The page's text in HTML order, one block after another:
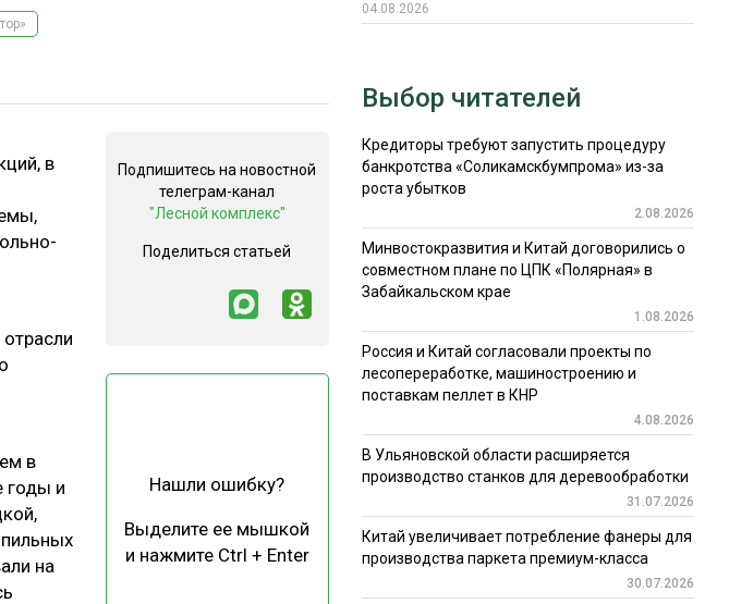
в
в
годы и
на
Подпишитесь на новостной
телеграм-канал
"Лесной комплекс"
Поделиться статьей
Нашли ошибку?
Выделите ее мышкой
и нажмите Ctrl + Enter
04.08.2026
Выбор читателей
Кредиторы требуют запустить процедуру
банкротства «Соликамскбумпрома» из-за
роста убытков
2.08.2026
Минвостокразвития и Китай договорились о
совместном плане по ЦПК «Полярная» в
Забайкальском крае
1.08.2026
Россия и Китай согласовали проекты по
лесопереработке, машиностроению и
поставкам пеллет в КНР
4.08.2026
В Ульяновской области расширяется
производство станков для деревообработки
31.07.2026
Китай увеличивает потребление фанеры для
производства паркета премиум-класса
30.07.2026